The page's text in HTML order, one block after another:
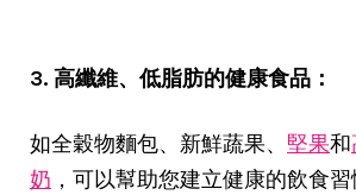
3. 高纖維、低脂肪的健康食品：
如全穀物麵包、新鮮蔬果、 堅果和
奶 ，可以幫助您建立健康的飲食